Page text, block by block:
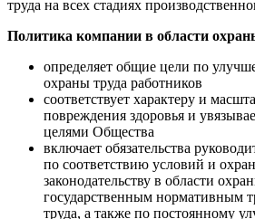
труда на всех стадиях
Политика компании в области
определяет общие цели по
охраны труда работников
соответствует характеру и
повреждения здоровья и
целями Общества
включает обязательства
по соответствию условий и
законодательству в области
государственным нормативным
труда, а также по постоянному